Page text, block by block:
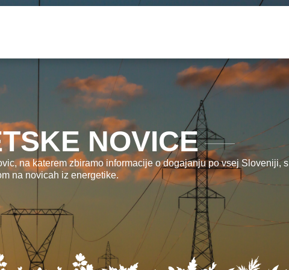
NOVICE
na katerem zbiramo informacije o dogajanju po vsej Sloveniji, s
na novicah iz energetike.